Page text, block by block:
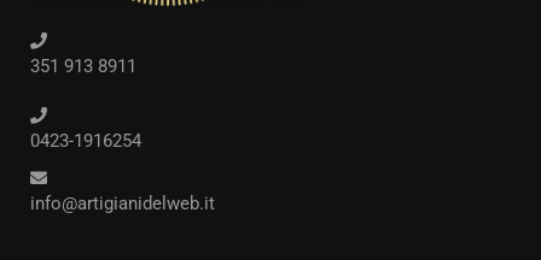
351 913 8911
0423-1916254
info@artigianidelweb.it